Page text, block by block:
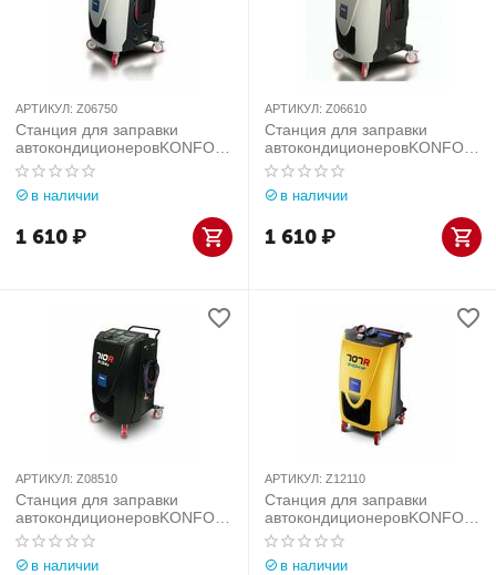
АРТИКУЛ: Z06750
Станция для заправки
автокондиционеровKONFOR
T 760R
в наличии
1 610₽
АРТИКУЛ: Z06610
Станция для заправки
автокондиционеровKONFOR
T 720R
в наличии
1 610₽
АРТИКУЛ: Z08510
Станция для заправки
автокондиционеровKONFOR
T 710R
в наличии
АРТИКУЛ: Z12110
Станция для заправки
автокондиционеровKONFOR
T 707R для R1234yf
в наличии